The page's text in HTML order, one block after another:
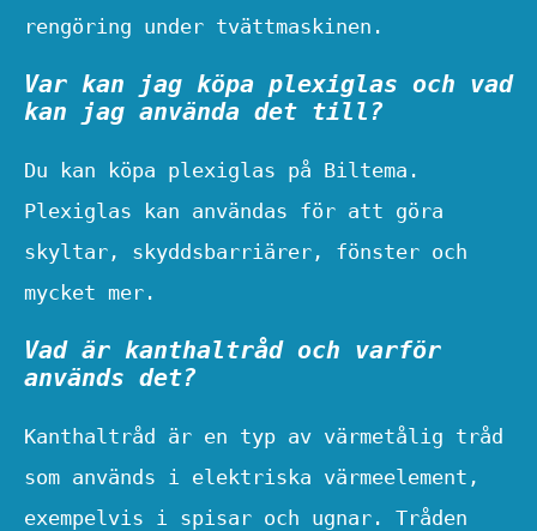
rengöring under tvättmaskinen.
Var kan jag köpa plexiglas och vad
kan jag använda det till?
Du kan köpa plexiglas på Biltema.
Plexiglas kan användas för att göra
skyltar, skyddsbarriärer, fönster och
mycket mer.
Vad är kanthaltråd och varför
används det?
Kanthaltråd är en typ av värmetålig tråd
som används i elektriska värmeelement,
exempelvis i spisar och ugnar. Tråden